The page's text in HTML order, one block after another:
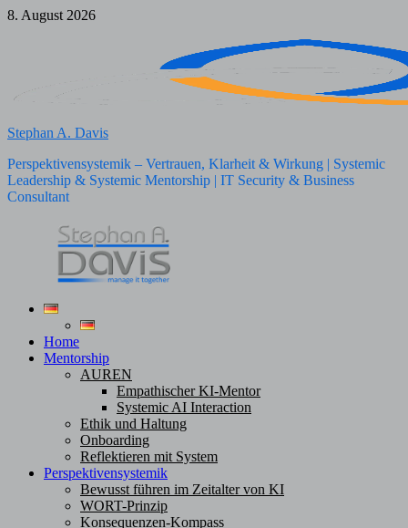
Zum
8. August 2026
Stephan A. Davis
Perspektivensystemik – Vertrauen, Klarheit & Wirkung | Systemic
Leadership & Systemic Mentorship | IT Security & Business
Consultant
Home
Mentorship
AUREN
Empathischer KI-Mentor
Systemic AI Interaction
Ethik und Haltung
Onboarding
Reflektieren mit System
Perspektivensystemik
Bewusst führen im Zeitalter von KI
WORT-Prinzip
Konsequenzen-Kompass